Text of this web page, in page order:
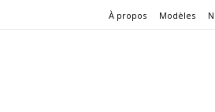
À propos Modèles